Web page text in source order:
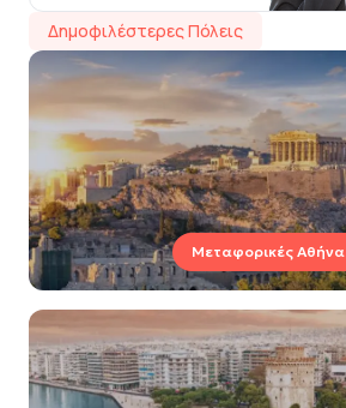
Δημοφιλέστερες Πόλεις
Μεταφορικές Αθήνα